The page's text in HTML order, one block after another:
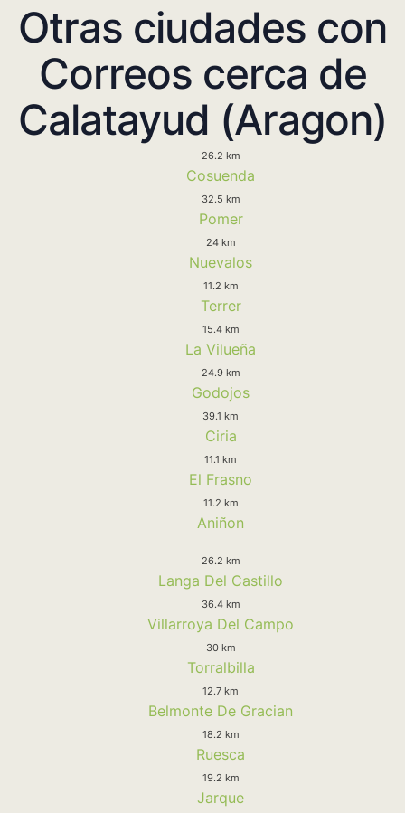
Otras ciudades con
Correos cerca de
Calatayud (Aragon)
26.2 km
Cosuenda
32.5 km
Pomer
24 km
Nuevalos
11.2 km
Terrer
15.4 km
La Vilueña
24.9 km
Godojos
39.1 km
Ciria
11.1 km
El Frasno
11.2 km
Aniñon
26.2 km
Langa Del Castillo
36.4 km
Villarroya Del Campo
30 km
Torralbilla
12.7 km
Belmonte De Gracian
18.2 km
Ruesca
19.2 km
Jarque